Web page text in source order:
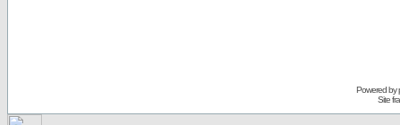
Powered by
Site